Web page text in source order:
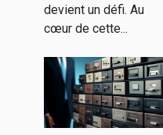
devient un défi. Au
cœur de cette...